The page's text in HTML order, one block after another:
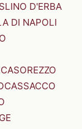
D'ERBA
DI NAPOLI
CASOREZZO
CASSACCO